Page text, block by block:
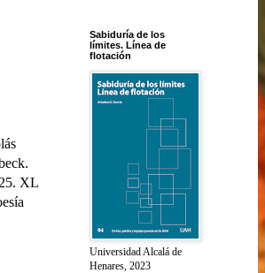
XL
Sabiduría de los
límites. Línea de
flotación
Universidad Alcalá de
Henares, 2023